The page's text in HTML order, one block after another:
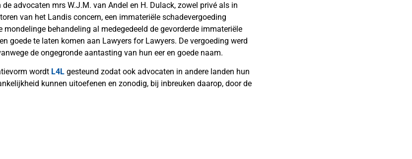
advocaten mrs W.J.M. van Andel en H. Dulack, zowel privé als in
van het Landis concern, een immateriële schadevergoeding
mondelinge behandeling al medegedeeld de gevorderde immateriële
goede te laten komen aan Lawyers for Lawyers. De vergoeding werd
de ongegronde aantasting van hun eer en goede naam.
wordt L4L gesteund zodat ook advocaten in andere landen hun
kunnen uitoefenen en zonodig, bij inbreuken daarop, door de